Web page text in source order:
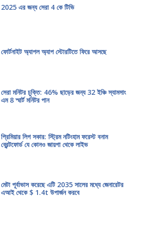
2025 এর জন্য সেরা 4 কে টিভি
ফোর্টনাইট অ্যাপল অ্যাপ স্টোরটিতে ফিরে আসছে
সেরা মনিটর চুক্তি: 46% ছাড়ের জন্য 32 ইঞ্চি স্যামসাং
এম 8 স্মার্ট মনিটর পান
প্রিমিয়ার লিগ সকার: স্ট্রিম নটিংহাম ফরেস্ট বনাম
ব্রেন্টফোর্ড যে কোনও জায়গা থেকে লাইভ
মেটা পূর্বাভাস করেছে এটি 2035 সালের মধ্যে জেনারেটর
এআই থেকে $ 1.4t উপার্জন করবে